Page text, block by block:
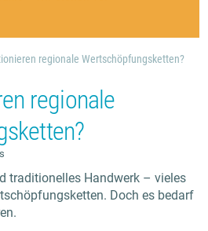
regionale Wertschöpfungsketten?
regionale
traditionelles Handwerk – vieles
Doch es bedarf